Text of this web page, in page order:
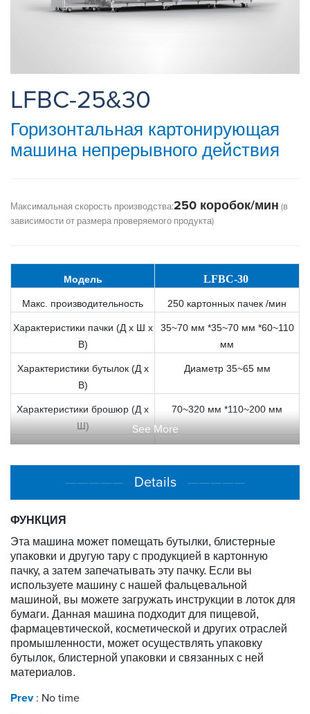
LFBC-25&30
Горизонтальная картонирующая
машина непрерывного действия
Максимальная скорость производства:250 коробок/мин (в
зависимости от размера проверяемого продукта)
Модель LFBC-30
Макс. производительность 250 картонных пачек /мин
Характеристики пачки (Д x Ш x
В)
35~70 мм *35~70 мм *60~110
мм
Характеристики бутылок (Д x
В)
Диаметр 35~65 мм
Характеристики брошюр (Д x
Ш)
70~320 мм *110~200 мм
Сжатый воздух 4~7 бар
Расход воздуха
Размеры (Д x Ш x В)
Прибл. 4500 мм × 1750 мм ×
2150 мм
Масса Прибл. 4500 кг
See More
————— Details —————
ФУНКЦИЯ
Эта машина может помещать бутылки, блистерные
упаковки и другую тару с продукцией в картонную
пачку, а затем запечатывать эту пачку. Если вы
используете машину с нашей фальцевальной
машиной, вы можете загружать инструкции в лоток для
бумаги. Данная машина подходит для пищевой,
фармацевтической, косметической и других отраслей
промышленности, может осуществлять упаковку
бутылок, блистерной упаковки и связанных с ней
материалов.
Prev: No time